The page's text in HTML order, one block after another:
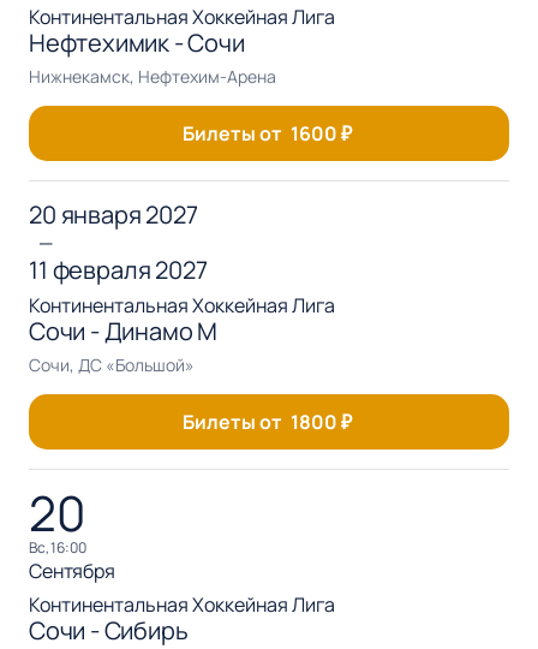
Континентальная Хоккейная Лига
Нефтехимик - Сочи
Нижнекамск, Нефтехим-Арена
Билеты от 1600₽
20 января 2027
—
11 февраля 2027
Континентальная Хоккейная Лига
Сочи - Динамо М
Сочи, ДС «Большой»
Билеты от 1800₽
20
вс, 16:00
Сентября
Континентальная Хоккейная Лига
Сочи - Сибирь